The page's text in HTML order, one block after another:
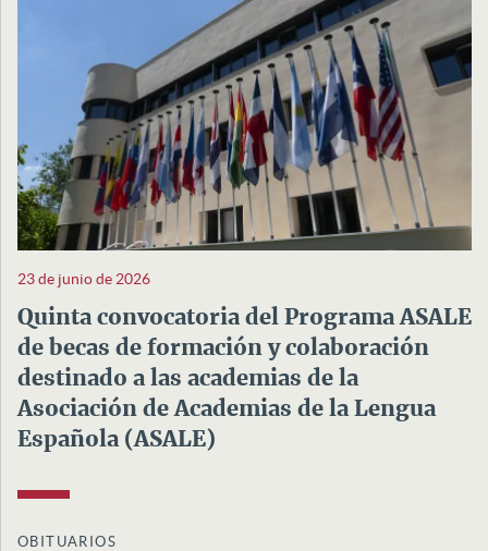
23 de junio de 2026
Quinta convocatoria del Programa ASALE
de becas de formación y colaboración
destinado a las academias de la
Asociación de Academias de la Lengua
Española (ASALE)
OBITUARIOS